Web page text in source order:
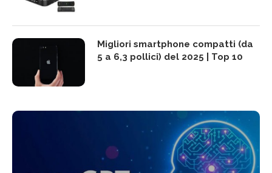
Migliori smartphone compatti (da
5 a 6,3 pollici) del 2025 | Top 10